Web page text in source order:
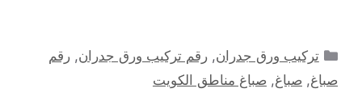
التصنيفات
تركيب ورق جدران,رقم تركيب ورق جدران,رقم
صباغ, صباغ, صباغ مناطق الكويت